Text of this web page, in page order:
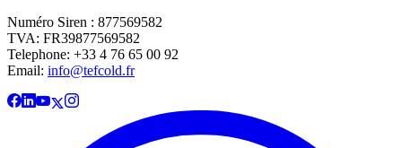
Numéro Siren : 877569582
TVA: FR39877569582
Telephone: +33 4 76 65 00 92
Email: info@tefcold.fr